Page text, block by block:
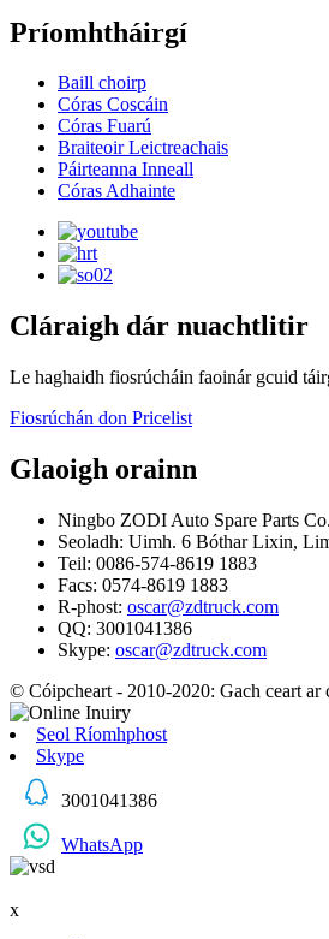
Príomhtháirgí
Baill choirp
Córas Coscáin
Córas Fuarú
Braiteoir Leictreachais
Páirteanna Inneall
Córas Adhainte
Cláraigh dár nuachtlitir
Le haghaidh fiosrúcháin faoinár gcuid
Fiosrúchán don Pricelist
Glaoigh orainn
Ningbo ZODI Auto Spare Parts
Seoladh: Uimh. 6 Bóthar Lixin,
Teil: 0086-574-8619 1883
Facs: 0574-8619 1883
R-phost: oscar@zdtruck.com
QQ: 3001041386
Skype: oscar@zdtruck.com
© Cóipcheart - 2010-2020: Gach ceart ar
Seol Ríomhphost
Skype
3001041386
WhatsApp
x